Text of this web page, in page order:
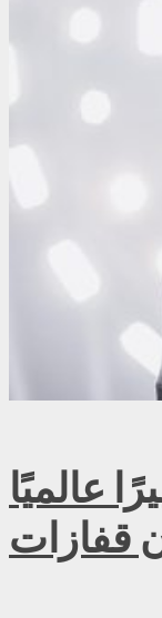
عالميًا
قفازات